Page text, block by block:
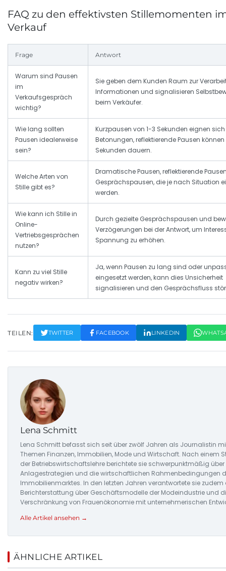
FAQ zu den effektivsten Stillemomenten
Verkauf
Frage Antwort
Warum sind Pausen
im
Verkaufsgespräch
wichtig?
Sie geben dem Kunden Raum zur
Informationen und signalisieren
beim Verkäufer.
Wie lang sollten
Pausen idealerweise
sein?
Kurzpausen von 1-3 Sekunden eignen
Betonungen, reflektierende Pausen können
Sekunden dauern.
Welche Arten von
Stille gibt es?
Dramatische Pausen, reflektierende
Gesprächspausen, die je nach Situation
werden.
Wie kann ich Stille in
Online-
Vertriebsgesprächen
nutzen?
Durch gezielte Gesprächspausen und
Verzögerungen bei der Antwort, um
Spannung zu erhöhen.
Kann zu viel Stille
negativ wirken?
Ja, wenn Pausen zu lang sind oder
eingesetzt werden, kann dies Unsicherheit
signalisieren und den Gesprächsfluss
TEILEN: TWITTER FACEBOOK LINKEDIN
Lena Schmitt
Lena Schmitt befasst sich seit über zwölf Jahren als Journalistin
Themen Finanzen, Immobilien, Mode und Wirtschaft. Nach einem
der Betriebswirtschaftslehre berichtete sie schwerpunktmäßig über
Anlagestrategien und die wirtschaftlichen Rahmenbedingungen
Immobilienmarktes. In den letzten Jahren verantwortete sie zudem
Berichterstattung über Geschäftsmodelle der Modeindustrie und
Verschränkung von Frauenökonomie mit unternehmerischen
Alle Artikel ansehen →
ÄHNLICHE ARTIKEL